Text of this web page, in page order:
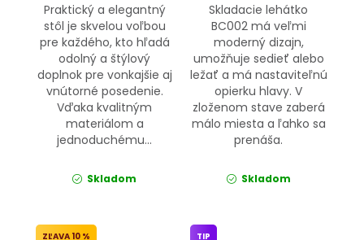
Praktický a elegantný
stôl je skvelou voľbou
pre každého, kto hľadá
odolný a štýlový
doplnok pre vonkajšie aj
vnútorné posedenie.
Vďaka kvalitným
materiálom a
jednoduchému...
Skladom
Skladacie lehátko
BC002 má veľmi
moderný dizajn,
umožňuje sedieť alebo
ležať a má nastaviteľnú
opierku hlavy. V
zloženom stave zaberá
málo miesta a ľahko sa
prenáša.
Skladom
10 % TIP